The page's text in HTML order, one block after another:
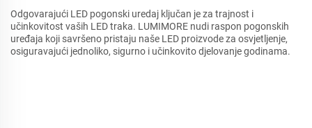
Odgovarajući LED pogonski uredaj ključan je za trajnost i
učinkovitost vaših LED traka. LUMIMORE nudi raspon pogonskih
uređaja koji savršeno pristaju naše LED proizvode za osvjetljenje,
osiguravajući jednoliko, sigurno i učinkovito djelovanje godinama.